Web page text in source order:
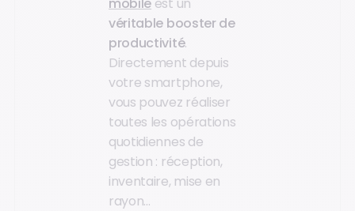
véritable booster de
productivité.
Directement depuis
votre smartphone,
vous pouvez réaliser
toutes les opérations
quotidiennes de
gestion : réception,
inventaire, mise en
rayon…